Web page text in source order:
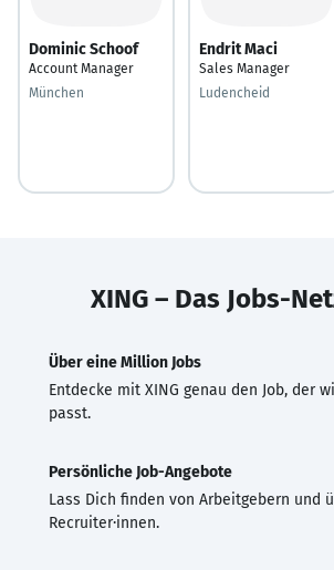
Dominic Schoof
Account Manager
München
Endrit Maci
Sales Manager
Ludencheid
XING – Das Jobs-
Über eine Million Jobs
Entdecke mit XING genau den Job, der
passt.
Persönliche Job-Angebote
Lass Dich finden von Arbeitgebern und
Recruiter·innen.